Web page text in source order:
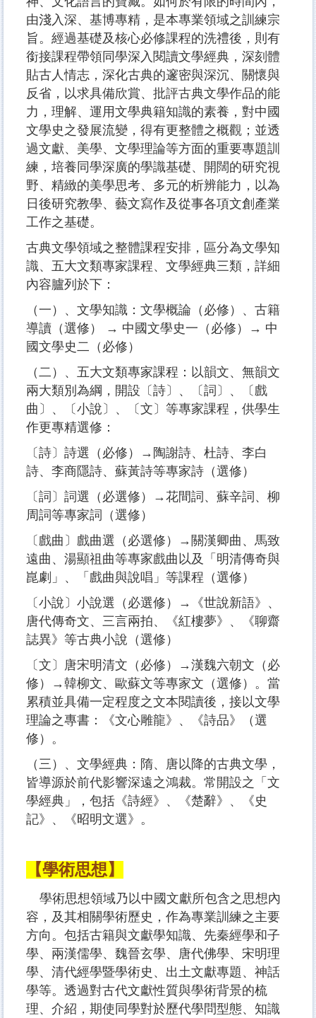
由淺入深、基博專精，是本專業領域之訓練宗
旨。經過基礎及核心必修課程的洗禮後，則有
銜接課程帶領同學深入閱讀文學經典，深刻體
貼古人情志，深化古典的邃密與深沉、關懷與
反省，以求具備欣賞、批評古典文學作品的能
力，理解、運用文學典籍知識的素養，對中國
文學史之發展流變，得有更整體之概觀；並透
過文獻、美學、文學理論等方面的重要專題訓
練，培養同學深廣的學識基礎、開闊的研究視
野、精緻的美學思考、多元的析辨能力，以為
日後研究教學、藝文寫作及從事各項文創產業
工作之基礎。
古典文學領域之整體課程安排，區分為文學知
識、五大文類專家課程、文學經典三類，詳細
內容臚列於下：
（一）、文學知識：文學概論（必修）、古籍
導讀（選修） → 中國文學史一（必修）→ 中
國文學史二（必修）
（二）、五大文類專家課程：以韻文、無韻文
兩大類別為綱，開設〔詩〕、〔詞〕、〔戲
曲〕、〔小說〕、〔文〕等專家課程，供學生
作更專精選修：
〔詩〕詩選（必修）→陶謝詩、杜詩、李白
詩、李商隱詩、蘇黃詩等專家詩（選修）
〔詞〕詞選（必選修）→花間詞、蘇辛詞、柳
周詞等專家詞（選修）
〔戲曲〕戲曲選（必選修）→關漢卿曲、馬致
遠曲、湯顯祖曲等專家戲曲以及「明清傳奇與
崑劇」、「戲曲與說唱」等課程（選修）
〔小說〕小說選（必選修）→《世說新語》、
唐代傳奇文、三言兩拍、《紅樓夢》、《聊齋
誌異》等古典小說（選修）
〔文〕唐宋明清文（必修）→漢魏六朝文（必
修）→韓柳文、歐蘇文等專家文（選修）。當
累積並具備一定程度之文本閱讀後，接以文學
理論之專書：《文心雕龍》、《詩品》（選
修）。
（三）、文學經典：隋、唐以降的古典文學，
皆導源於前代影響深遠之鴻裁。常開設之「文
學經典」，包括《詩經》、《楚辭》、《史
記》、《昭明文選》。
【學術思想】
學術思想領域乃以中國文獻所包含之思想內
容，及其相關學術歷史，作為專業訓練之主要
方向。包括古籍與文獻學知識、先秦經學和子
學、兩漢儒學、魏晉玄學、唐代佛學、宋明理
學、清代經學暨學術史、出土文獻專題、神話
學等。透過對古代文獻性質與學術背景的梳
理、介紹，期使同學對於歷代學問型態、知識